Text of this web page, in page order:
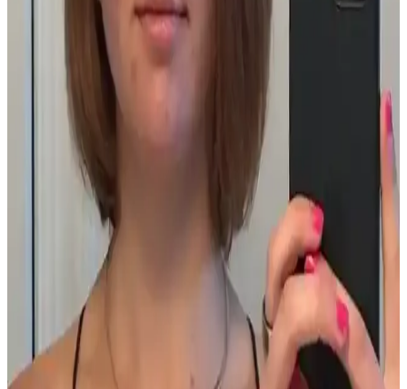
Gözeneklerin görünümünü azaltmak için yağ kontrolü, nazik
temizleyiciler ve nemlendirme önemlidir. Retinoidler, BHA ve kil
maskeleri gibi Asya güzellik ürünleri düzenli kullanımda etkili
sonuçlar sunar.
Akne Ağrısını Azaltmak İçin Dermatolojik Tedavi ve
Etkili Bakım Yöntemleri
Akne ağrısını azaltmak için dermatolojik tedavi, uygun cilt bakımı
ve yaşam tarzı değişiklikleri önemlidir. Uzman kontrolünde
uygulanan yöntemler ağrılı aknelerin iyileşmesini sağlar.
Asya Güzellik Ürünleriyle Fondöten Altı Hazırlık ve
Pürüzsüz Makyaj Teknikleri
Asya güzellik ürünleriyle fondöten altına uygun güneş koruyucu,
nemlendirici ve primer seçimi makyajın pürüzsüz ve kalıcı olmasını
sağlar. Doğru uygulama ve cilt bakımı önemlidir.
Akne Tedavisinde 2.5 Ayda Kaydedilen İlerleme ve
Bütünsel Yaklaşımlar